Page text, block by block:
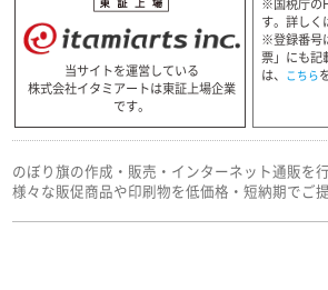
当サイトを運営している
株式会社イタミアートは東証上場企業
です。
※国税庁の
す。詳しく
※登録番号
票」にも記
は、 こちら
のぼり旗の作成・販売・インターネット通販を
様々な販促商品や印刷物を低価格・短納期でご